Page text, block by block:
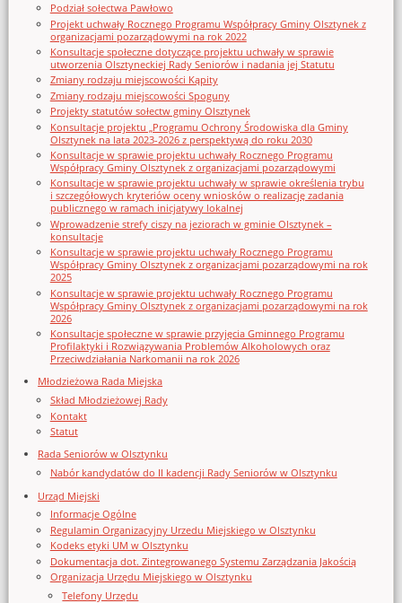
Podział sołectwa Pawłowo
Projekt uchwały Rocznego Programu Współpracy Gminy Olsztynek z
organizacjami pozarządowymi na rok 2022
Konsultacje społeczne dotyczące projektu uchwały w sprawie
utworzenia Olsztyneckiej Rady Seniorów i nadania jej Statutu
Zmiany rodzaju miejscowości Kąpity
Zmiany rodzaju miejscowości Spoguny
Projekty statutów sołectw gminy Olsztynek
Konsultacje projektu „Programu Ochrony Środowiska dla Gminy
Olsztynek na lata 2023-2026 z perspektywą do roku 2030
Konsultacje w sprawie projektu uchwały Rocznego Programu
Współpracy Gminy Olsztynek z organizacjami pozarządowymi
Konsultacje w sprawie projektu uchwały w sprawie określenia trybu
i szczegółowych kryteriów oceny wniosków o realizację zadania
publicznego w ramach inicjatywy lokalnej
Wprowadzenie strefy ciszy na jeziorach w gminie Olsztynek –
konsultacje
Konsultacje w sprawie projektu uchwały Rocznego Programu
Współpracy Gminy Olsztynek z organizacjami pozarządowymi na rok
2025
Konsultacje w sprawie projektu uchwały Rocznego Programu
Współpracy Gminy Olsztynek z organizacjami pozarządowymi na rok
2026
Konsultacje społeczne w sprawie przyjęcia Gminnego Programu
Profilaktyki i Rozwiązywania Problemów Alkoholowych oraz
Przeciwdziałania Narkomanii na rok 2026
Młodzieżowa Rada Miejska
Skład Młodzieżowej Rady
Kontakt
Statut
Rada Seniorów w Olsztynku
Nabór kandydatów do II kadencji Rady Seniorów w Olsztynku
Urząd Miejski
Informacje Ogólne
Regulamin Organizacyjny Urzedu Miejskiego w Olsztynku
Kodeks etyki UM w Olsztynku
Dokumentacja dot. Zintegrowanego Systemu Zarządzania Jakością
Organizacja Urzędu Miejskiego w Olsztynku
Telefony Urzędu